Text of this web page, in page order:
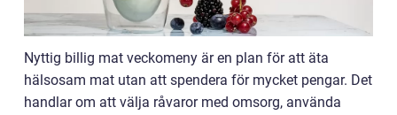
Nyttig billig mat veckomeny är en plan för att äta
hälsosam mat utan att spendera för mycket pengar. Det
handlar om att välja råvaror med omsorg, använda